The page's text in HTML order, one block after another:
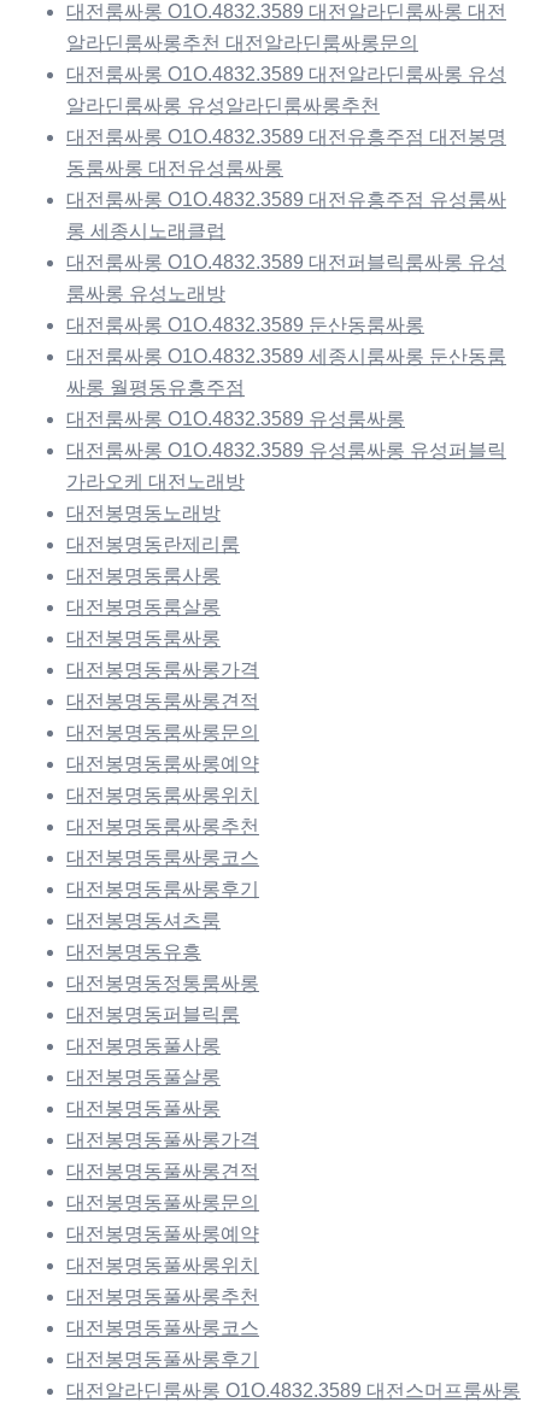
대전룸싸롱 O1O.4832.3589 대전알라딘룸싸롱 대전
알라딘룸싸롱추천 대전알라딘룸싸롱문의
대전룸싸롱 O1O.4832.3589 대전알라딘룸싸롱 유성
알라딘룸싸롱 유성알라딘룸싸롱추천
대전룸싸롱 O1O.4832.3589 대전유흥주점 대전봉명
동룸싸롱 대전유성룸싸롱
대전룸싸롱 O1O.4832.3589 대전유흥주점 유성룸싸
롱 세종시노래클럽
대전룸싸롱 O1O.4832.3589 대전퍼블릭룸싸롱 유성
룸싸롱 유성노래방
대전룸싸롱 O1O.4832.3589 둔산동룸싸롱
대전룸싸롱 O1O.4832.3589 세종시룸싸롱 둔산동룸
싸롱 월평동유흥주점
대전룸싸롱 O1O.4832.3589 유성룸싸롱
대전룸싸롱 O1O.4832.3589 유성룸싸롱 유성퍼블릭
가라오케 대전노래방
대전봉명동노래방
대전봉명동란제리룸
대전봉명동룸사롱
대전봉명동룸살롱
대전봉명동룸싸롱
대전봉명동룸싸롱가격
대전봉명동룸싸롱견적
대전봉명동룸싸롱문의
대전봉명동룸싸롱예약
대전봉명동룸싸롱위치
대전봉명동룸싸롱추천
대전봉명동룸싸롱코스
대전봉명동룸싸롱후기
대전봉명동셔츠룸
대전봉명동유흥
대전봉명동정통룸싸롱
대전봉명동퍼블릭룸
대전봉명동풀사롱
대전봉명동풀살롱
대전봉명동풀싸롱
대전봉명동풀싸롱가격
대전봉명동풀싸롱견적
대전봉명동풀싸롱문의
대전봉명동풀싸롱예약
대전봉명동풀싸롱위치
대전봉명동풀싸롱추천
대전봉명동풀싸롱코스
대전봉명동풀싸롱후기
대전알라딘룸싸롱 O1O.4832.3589 대전스머프룸싸롱